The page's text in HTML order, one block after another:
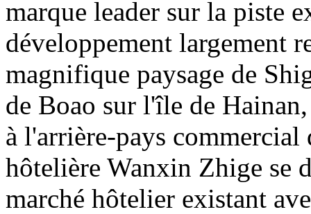
marque leader sur la piste
développement largement
magnifique paysage de
de Boao sur l'île de
à l'arrière-pays
hôtelière Wanxin Zhige se
marché hôtelier existant